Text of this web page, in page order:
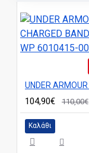
104,90€ 110,00€
Καλάθι